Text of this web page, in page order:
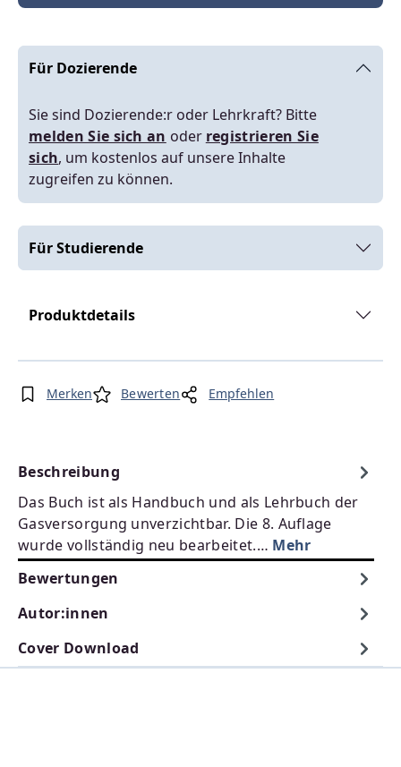
Für Dozierende
Sie sind Dozierende:r oder Lehrkraft? Bitte
melden Sie sich an oder registrieren Sie
sich, um kostenlos auf unsere Inhalte
zugreifen zu können.
Für Studierende
Produktdetails
Merken Bewerten Empfehlen
Beschreibung
Das Buch ist als Handbuch und als Lehrbuch der
Gasversorgung unverzichtbar. Die 8. Auflage
wurde vollständig neu bearbeitet.… Mehr
Bewertungen
Autor:innen
Cover Download